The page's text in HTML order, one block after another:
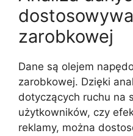
zarobkowej
Dane są olejem
zarobkowej. Dzięki
dotyczących ruchu na
użytkowników, czy
reklamy, można